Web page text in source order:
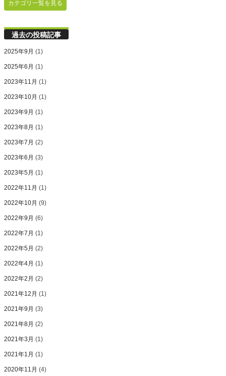
カテゴリ一覧を見る
過去の投稿記事
2025年9月 (1)
2025年6月 (1)
2023年11月 (1)
2023年10月 (1)
2023年9月 (1)
2023年8月 (1)
2023年7月 (2)
2023年6月 (3)
2023年5月 (1)
2022年11月 (1)
2022年10月 (9)
2022年9月 (6)
2022年7月 (1)
2022年5月 (2)
2022年4月 (1)
2022年2月 (2)
2021年12月 (1)
2021年9月 (3)
2021年8月 (2)
2021年3月 (1)
2021年1月 (1)
2020年11月 (4)